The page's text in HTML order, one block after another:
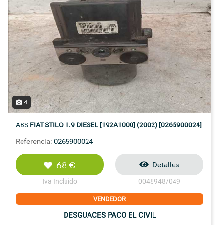
4
ABS FIAT STILO 1.9 DIESEL [192A1000] (2002) [0265900024]
Referencia: 0265900024
68 €
Iva Incluido
Detalles
0048948/049
VENDEDOR
DESGUACES PACO EL CIVIL